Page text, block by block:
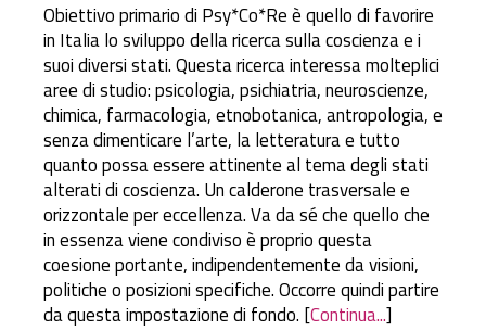
Obiettivo primario di Psy*Co*Re è quello di favorire
in Italia lo sviluppo della ricerca sulla coscienza e i
suoi diversi stati. Questa ricerca interessa molteplici
aree di studio: psicologia, psichiatria, neuroscienze,
chimica, farmacologia, etnobotanica, antropologia, e
senza dimenticare l’arte, la letteratura e tutto
quanto possa essere attinente al tema degli stati
alterati di coscienza. Un calderone trasversale e
orizzontale per eccellenza. Va da sé che quello che
in essenza viene condiviso è proprio questa
coesione portante, indipendentemente da visioni,
politiche o posizioni specifiche. Occorre quindi partire
da questa impostazione di fondo. [Continua...]